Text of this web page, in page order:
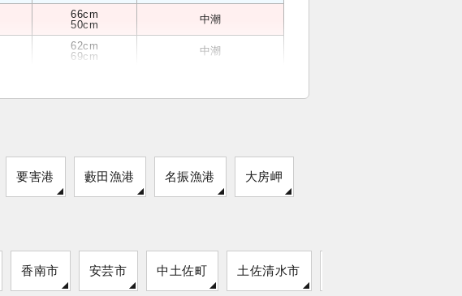
66cm
50cm
中潮
62cm
69cm
中潮
要害港 藪田漁港 名振漁港 大房岬
香南市 安芸市 中土佐町 土佐清水市